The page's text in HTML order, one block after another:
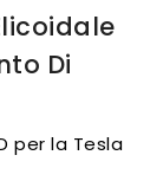
Di
per la Tesla